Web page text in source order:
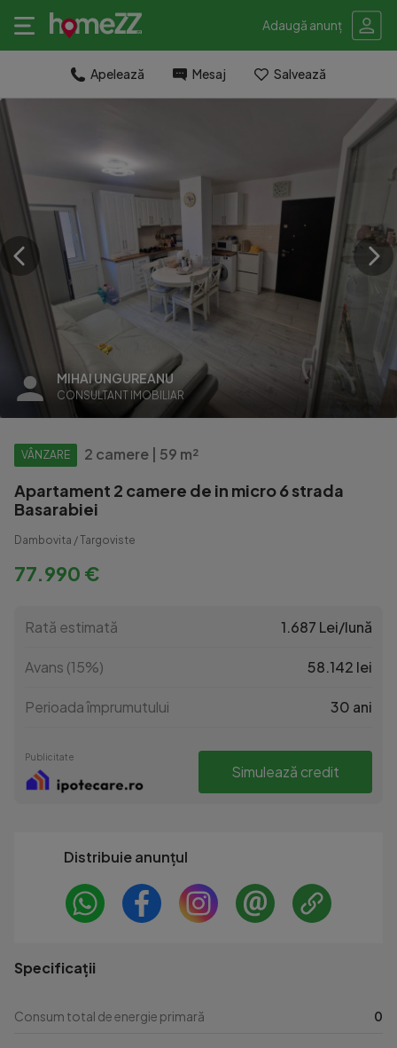
Adaugă anunț
Apelează Mesaj Salvează
MIHAI UNGUREANU
CONSULTANT IMOBILIAR
VÂNZARE 2 camere | 59 m²
Apartament 2 camere de in micro 6 strada
Basarabiei
Dambovita / Targoviste
77.990 €
Rată estimată 1.687 Lei/lună
Avans (15%) 58.142 lei
Perioada împrumutului 30 ani
Publicitate
Simulează credit
Distribuie anunțul
Specificații
Consum total de energie primară 0